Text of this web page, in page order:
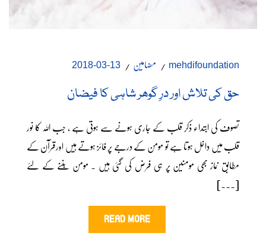
mehdifoundation مضامین 13-03-2018
حق کی تلاش اور درِ گوھر شاہی کا فیضان
تصوف کی ابتداء ذکر قلب کے جاری ہونے سے ہوتی ہے ، جب اللہ کا نور
قلب میں داخل ہوتا ہے تو مومن کے درجے پر فائز ہوتے ہیں اورقرآن کے
مطابق نماز بھی مومنین پر ہی فرض کی گئی ہیں ۔ مومن بننے کے لئے
[...]
READ MORE